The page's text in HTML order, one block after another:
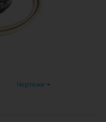
Чертежи